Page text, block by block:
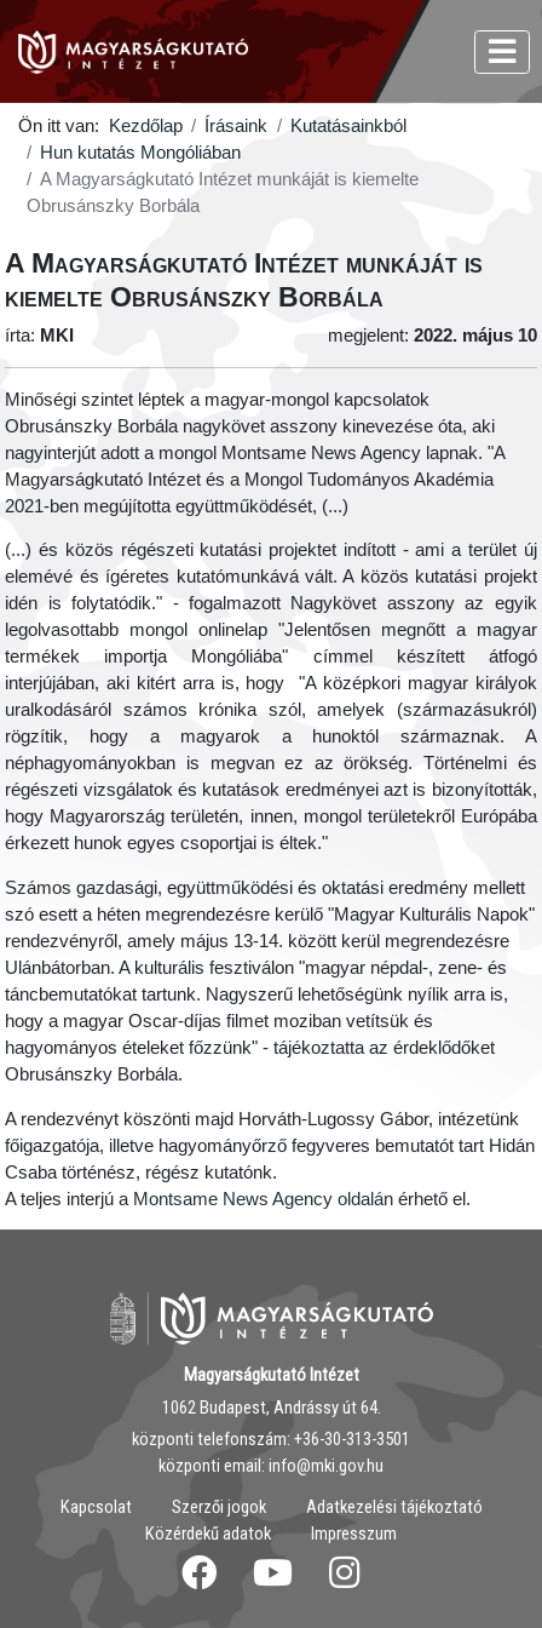
Ön itt van: Kezdőlap Írásaink
Kutatásainkból
Hun kutatás Mongóliában
A Magyarságkutató Intézet munkáját is kiemelte
Obrusánszky Borbála
A Magyarságkutató Intézet munkáját is
kiemelte Obrusánszky Borbála
írta: MKI megjelent: 2022. május 10
Minőségi szintet léptek a magyar-mongol kapcsolatok
Obrusánszky Borbála nagykövet asszony kinevezése óta, aki
nagyinterjút adott a mongol Montsame News Agency lapnak. "A
Magyarságkutató Intézet és a Mongol Tudományos Akadémia
2021-ben megújította együttműködését, (...)
(...) és közös régészeti kutatási projektet indított - ami a terület új
elemévé és ígéretes kutatómunkává vált. A közös kutatási projekt
idén is folytatódik." - fogalmazott Nagykövet asszony az egyik
legolvasottabb mongol onlinelap "Jelentősen megnőtt a magyar
termékek importja Mongóliába" címmel készített átfogó
interjújában, aki kitért arra is, hogy "A középkori magyar királyok
uralkodásáról számos krónika szól, amelyek (származásukról)
rögzítik, hogy a magyarok a hunoktól származnak. A
néphagyományokban is megvan ez az örökség. Történelmi és
régészeti vizsgálatok és kutatások eredményei azt is bizonyították,
hogy Magyarország területén, innen, mongol területekről Európába
érkezett hunok egyes csoportjai is éltek."
Számos gazdasági, együttműködési és oktatási eredmény mellett
szó esett a héten megrendezésre kerülő "Magyar Kulturális Napok"
rendezvényről, amely május 13-14. között kerül megrendezésre
Ulánbátorban. A kulturális fesztiválon "magyar népdal-, zene- és
táncbemutatókat tartunk. Nagyszerű lehetőségünk nyílik arra is,
hogy a magyar Oscar-díjas filmet moziban vetítsük és
hagyományos ételeket főzzünk" - tájékoztatta az érdeklődőket
Obrusánszky Borbála.
A rendezvényt köszönti majd Horváth-Lugossy Gábor, intézetünk
főigazgatója, illetve hagyományőrző fegyveres bemutatót tart Hidán
Csaba történész, régész kutatónk.
A teljes interjú a Montsame News Agency oldalán érhető el.
Magyarságkutató Intézet
1062 Budapest, Andrássy út 64.
központi telefonszám: ‭+36-30-313-3501
központi email: info@mki.gov.hu
Kapcsolat
Szerzői jogok
Adatkezelési tájékoztató
Közérdekű adatok
Impresszum